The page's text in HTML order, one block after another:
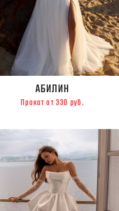
АБИЛИН
Прокат от 330 руб.